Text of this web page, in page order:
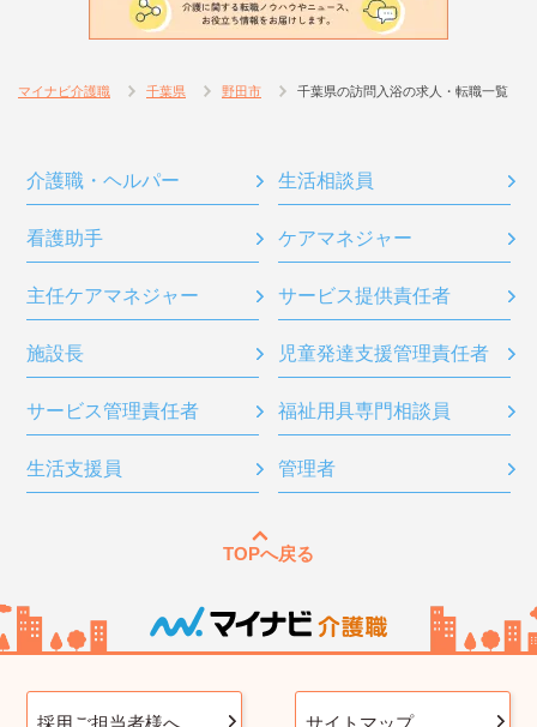
マイナビ介護職 千葉県 野田市 千葉県の訪問入浴の求人・転職一覧
介護職・ヘルパー 生活相談員
看護助手 ケアマネジャー
主任ケアマネジャー サービス提供責任者
施設長 児童発達支援管理責任者
サービス管理責任者 福祉用具専門相談員
生活支援員 管理者
TOPへ戻る
採用ご担当者様へ サイトマップ